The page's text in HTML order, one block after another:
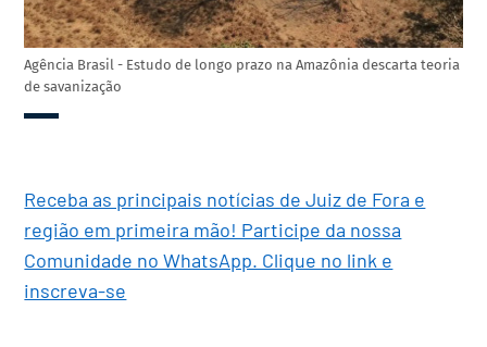
Agência Brasil - Estudo de longo prazo na Amazônia descarta teoria
de savanização
Receba as principais notícias de Juiz de Fora e
região em primeira mão! Participe da nossa
Comunidade no WhatsApp. Clique no link e
inscreva-se